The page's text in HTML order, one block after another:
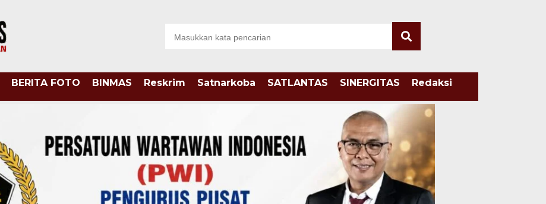
BERITA FOTO BINMAS Reskrim Satnarkoba SATLANTAS SINERGITAS Redaksi